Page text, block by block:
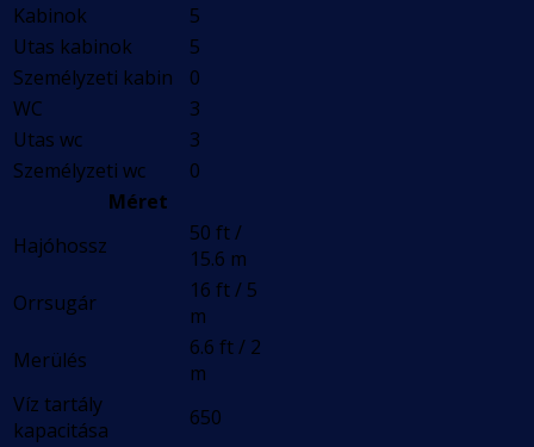
Kabinok
5
Utas kabinok
5
Személyzeti kabin
0
WC
3
Utas wc
3
Személyzeti wc
0
Méret
Hajóhossz
50 ft /
15.6 m
Orrsugár
16 ft / 5
m
Merülés
6.6 ft / 2
m
Víz tartály
kapacitása
650